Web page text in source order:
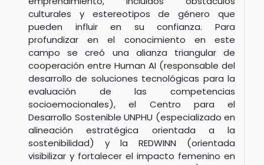
culturales y estereotipos de género que
pueden influir en su confianza. Para
profundizar en el conocimiento en este
campo se creó una alianza triangular de
cooperación entre Human AI (responsable del
desarrollo de soluciones tecnológicas para la
evaluación de las competencias
socioemocionales), el Centro para el
Desarrollo Sostenible UNPHU (especializado en
alineación estratégica orientada a la
sostenibilidad) y la REDWINN (orientada
visibilizar y fortalecer el impacto femenino en